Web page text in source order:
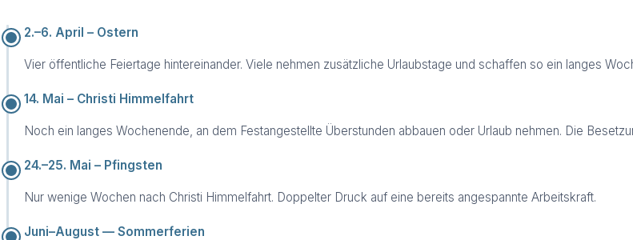
2.–6. April – Ostern
Vier öffentliche Feiertage hintereinander. Viele nehmen zusätzliche Urlaubstage und schaffen so ein langes
14. Mai – Christi Himmelfahrt
Noch ein langes Wochenende, an dem Festangestellte Überstunden abbauen oder Urlaub nehmen. Die
24.–25. Mai – Pfingsten
Nur wenige Wochen nach Christi Himmelfahrt. Doppelter Druck auf eine bereits angespannte Arbeitskraft.
Juni–August — Sommerferien